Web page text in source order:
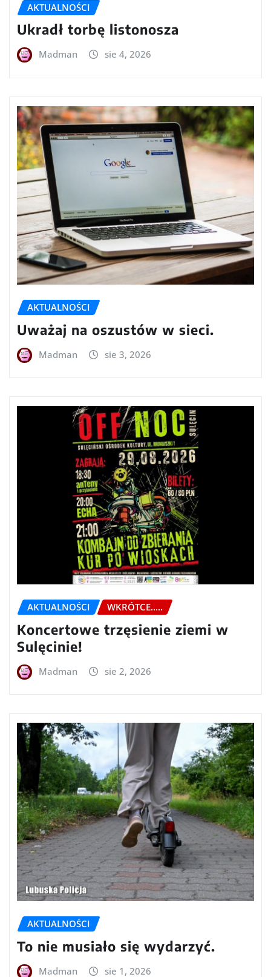
AKTUALNOŚCI
Ukradł torbę listonosza
Madman sie 4, 2026
AKTUALNOŚCI
Uważaj na oszustów w sieci.
Madman sie 3, 2026
AKTUALNOŚCI WKRÓTCE.....
Koncertowe trzęsienie ziemi w
Sulęcinie!
Madman sie 2, 2026
AKTUALNOŚCI
To nie musiało się wydarzyć.
Madman sie 1, 2026